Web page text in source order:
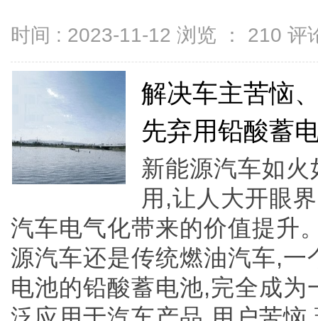
时间 : 2023-11-12 浏览 ： 210 评
解决车主苦恼
先弃用铅酸蓄
新能源汽车如
用,让人大开眼
汽车电气化带来的价值提升
源汽车还是传统燃油汽车,
电池的铅酸蓄电池,完全成